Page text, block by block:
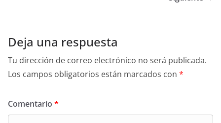
Deja una respuesta
Tu dirección de correo electrónico no será publicada.
Los campos obligatorios están marcados con *
Comentario *